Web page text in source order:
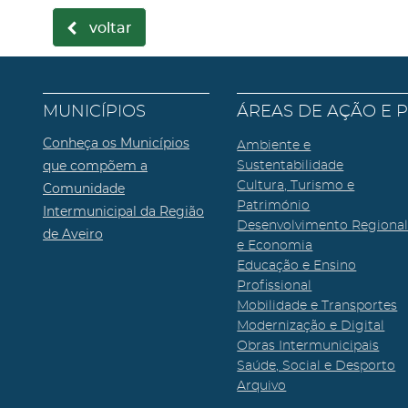
voltar
MUNICÍPIOS
Conheça os Municípios
que compõem a
Comunidade
Intermunicipal da Região
de Aveiro
ÁREAS DE AÇÃO E
Ambiente e
Sustentabilidade
Cultura, Turismo e
Património
Desenvolvimento Regional
e Economia
Educação e Ensino
Profissional
Mobilidade e Transportes
Modernização e Digital
Obras Intermunicipais
Saúde, Social e Desporto
Arquivo